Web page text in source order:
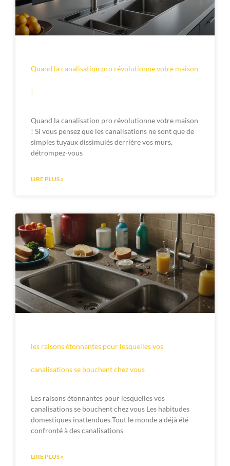
Quand la canalisation pro révolutionne votre maison
!
Quand la canalisation pro révolutionne votre maison
! Si vous pensez que les canalisations ne sont que de
simples tuyaux dissimulés derrière vos murs,
détrompez-vous
LIRE PLUS »
les raisons étonnantes pour lesquelles vos
canalisations se bouchent chez vous
Les raisons étonnantes pour lesquelles vos
canalisations se bouchent chez vous Les habitudes
domestiques inattendues Tout le monde a déjà été
confronté à des canalisations
LIRE PLUS »